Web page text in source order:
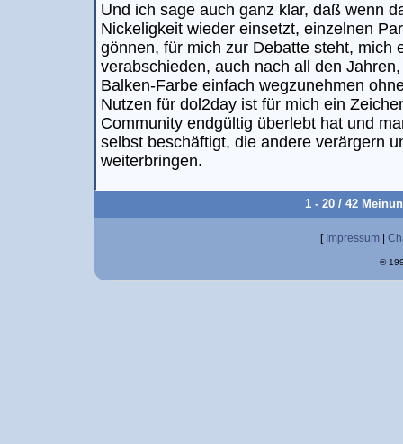
Und ich sage auch ganz klar, daß wenn
Nickeligkeit wieder einsetzt, einzelnen
gönnen, für mich zur Debatte steht, mich
verabschieden, auch nach all den
Balken-Farbe einfach wegzunehmen
Nutzen für dol2day ist für mich ein
Community endgültig überlebt hat und
selbst beschäftigt, die andere verärgern
weiterbringen.
1 - 20 / 42
[ Impressum
©